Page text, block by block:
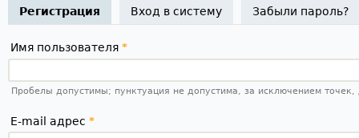
Регистрация (активная вкладка)
Вход в систему Забыли пароль?
Имя пользователя *
Пробелы допустимы; пунктуация не допустима, за исключением
E-mail адрес *